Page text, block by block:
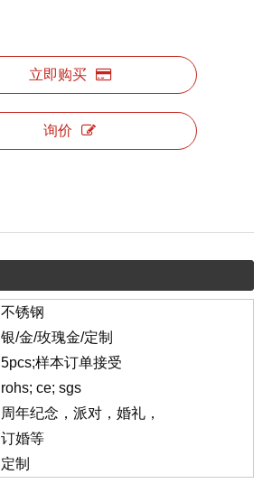
立即购买
询价
不锈钢
银/金/玫瑰金/定制
5pcs;样本订单接受
rohs; ce; sgs
周年纪念，派对，婚礼，
订婚等
定制